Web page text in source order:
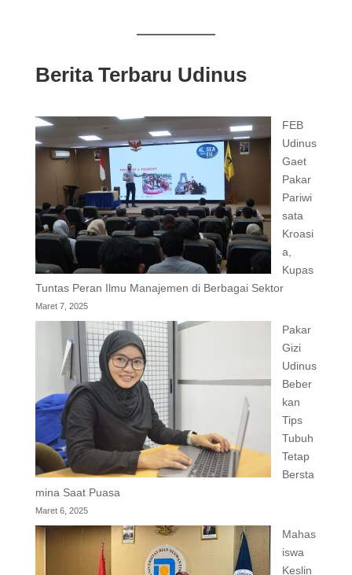
Berita Terbaru Udinus
FEB
Udinus
Gaet
Pakar
Pariwi
sata
Kroasi
a,
Kupas
Tuntas Peran Ilmu Manajemen di Berbagai Sektor
Maret 7, 2025
Pakar
Gizi
Udinus
Beber
kan
Tips
Tubuh
Tetap
Bersta
mina Saat Puasa
Maret 6, 2025
Mahas
iswa
Keslin